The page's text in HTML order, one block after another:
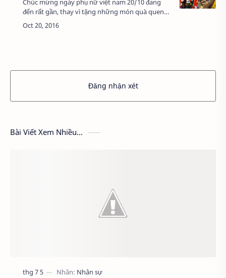
Chúc mừng ngày phụ nữ việt nam 20/10 đang
đến rất gần, thay vì tặng những món quà quen
thuộc thì hãy tặng "Gấu" một chuyến đi ngọt
ngào đến những điểm đến lãng mạn, đảm bảo
Đăng nhận xét
Bài Viết Xem Nhiều...